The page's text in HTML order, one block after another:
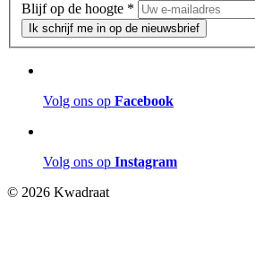
Blijf op de hoogte *
Ik schrijf me in op de nieuwsbrief
Volg ons op Facebook
Volg ons op Instagram
© 2026 Kwadraat